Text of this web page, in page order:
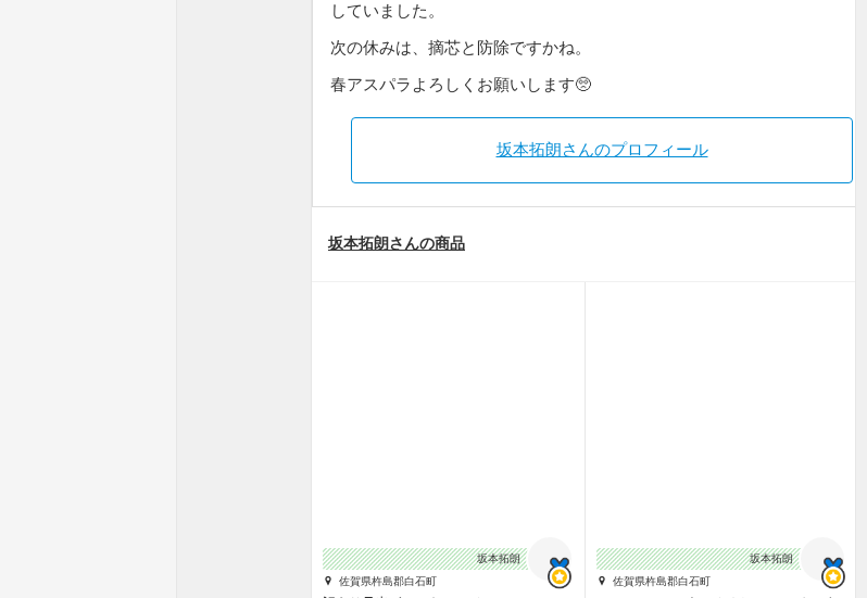
していました。
次の休みは、摘芯と防除ですかね。
春アスパラよろしくお願いします🥺
坂本拓朗さんのプロフィール
坂本拓朗さんの商品
坂本拓朗
佐賀県杵島郡白石町
坂本拓朗
佐賀県杵島郡白石町